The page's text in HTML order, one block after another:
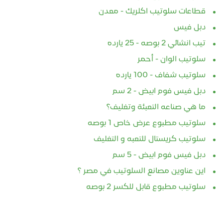
قطاعات سلوتيب اكلريك - معدن
دبل فيس
تيب انشائي 2 بوصه - 25 يارده
سلوتيب الوان - أحمر
سلوتيب شفاف - 100 يارده
دبل فيس فوم ابيض - 2 سم
ما هي صناعه التعبئة وتغليف؟
سلوتيب مطبوع عرض خاص 1 بوصه
سلوتيب كريستال للتعبه و التغليف
دبل فيس فوم ابيض - 5 سم
اين عناوين مصانع السلوتيب في مصر ؟
سلوتيب مطبوع قابل للكسر 2 بوصه